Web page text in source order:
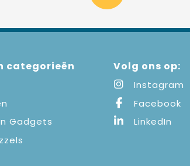
categorieën
Gadgets
Volg ons op:
Instagram
Facebook
LinkedIn